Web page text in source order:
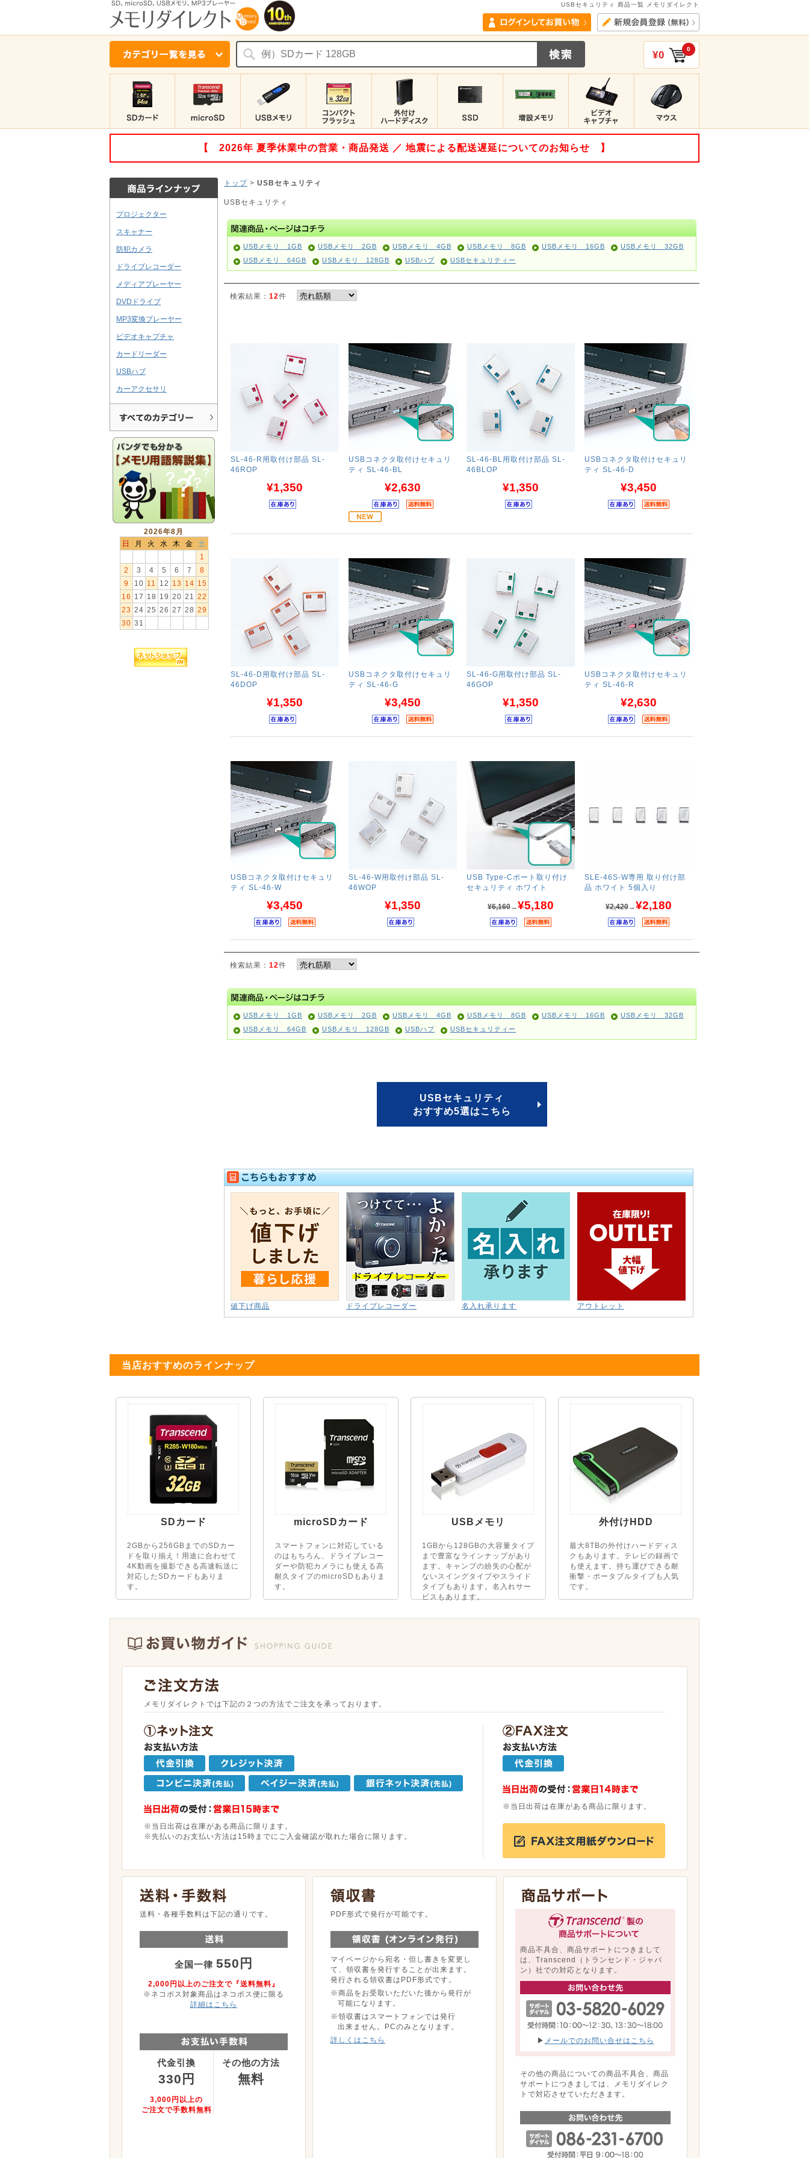
USBセキュリティ 商品一覧 メモリダイレクト
¥0 0
【 2026年 夏季休業中の営業・商品発送 ／ 地震による配送遅延についてのお知らせ 】
プロジェクター
スキャナー
防犯カメラ
ドライブレコーダー
メディアプレーヤー
DVDドライブ
MP3変換プレーヤー
ビデオキャプチャ
カードリーダー
USBハブ
カーアクセサリ
2026年8月
日
月 火 水 木 金
土
1
2
3 4 5 6 7
8
9
10 11 12 13 14 15
16
17 18 19 20 21
22
23 24 25 26 27 28 29
30 31
トップ > USBセキュリティ
USBセキュリティ
USBメモリ 1GB USBメモリ 2GB USBメモリ 4GB USBメモリ 8GB USBメモリ 16GB
USBメモリ 32GB
USBメモリ 64GB
USBメモリ 128GB USBハブ USBセキュリティー
検索結果： 12件
SL-46-R用取付け部品 SL-
46ROP
¥1,350
USBコネクタ取付けセキュリ
ティ SL-46-BL
¥2,630
SL-46-BL用取付け部品 SL-
46BLOP
¥1,350
USBコネクタ取付けセキュリ
ティ SL-46-D
¥3,450
SL-46-D用取付け部品 SL-
46DOP
¥1,350
USBコネクタ取付けセキュリ
ティ SL-46-G
¥3,450
SL-46-G用取付け部品 SL-
46GOP
¥1,350
USBコネクタ取付けセキュリ
ティ SL-46-R
¥2,630
USBコネクタ取付けセキュリ
ティ SL-46-W
¥3,450
SL-46-W用取付け部品 SL-
46WOP
¥1,350
USB Type-Cポート取り付け
セキュリティ ホワイト
¥6,160→¥5,180
SLE-46S-W専用 取り付け部
品 ホワイト 5個入り
¥2,420→¥2,180
検索結果： 12件
USBメモリ 1GB USBメモリ 2GB USBメモリ 4GB USBメモリ 8GB USBメモリ 16GB
USBメモリ 32GB
USBメモリ 64GB
USBメモリ 128GB USBハブ USBセキュリティー
USBセキュリティ
おすすめ5選はこちら
値下げ商品 ドライブレコーダー 名入れ承ります アウトレット
当店おすすめのラインナップ
SDカード
2GBから256GBまでのSDカー
ドを取り揃え！用途に合わせて
4K動画を撮影できる高速転送に
対応したSDカードもありま
す。
microSDカード
スマートフォンに対応している
のはもちろん、ドライブレコー
ダーや防犯カメラにも使える高
耐久タイプのmicroSDもありま
す。
USBメモリ
1GBから128GBの大容量タイプ
まで豊富なラインナップがあり
ます。キャンプの紛失の心配が
ないスイングタイプやスライド
タイプもあります。名入れサー
ビスもあります。
外付けHDD
最大8TBの外付けハードディス
クもあります。テレビの録画で
も使えます。持ち運びできる耐
衝撃・ポータブルタイプも人気
です。
メモリダイレクトでは下記の２つの方法でご注文を承っております。
※当日出荷は在庫がある商品に限ります。
※先払いのお支払い方法は15時までにご入金確認が取れた場合に限ります。
※当日出荷は在庫がある商品に限ります。
送料・各種手数料は下記の通りです。
全国一律 550円
2,000円以上のご注文で『送料無料』
※ネコポス対象商品はネコポス便に限る
詳細はこちら
代金引換
330円
3,000円以上の
ご注文で手数料無料
その他の方法
無料
PDF形式で発行が可能です。
マイページから宛名・但し書きを変更し
て、領収書を発行することが出来ます。
発行される領収書はPDF形式です。
※商品をお受取いただいた後から発行が
可能になります。
※領収書はスマートフォンでは発行
出来ません。PCのみとなります。
詳しくはこちら
商品不具合、商品サポートにつきまして
は、Transcend（トランセンド・ジャパ
ン）社での対応となります。
▶ メールでのお問い合せはこちら
その他の商品についての商品不具合、商品
サポートにつきましては、メモリダイレク
トで対応させていただきます。